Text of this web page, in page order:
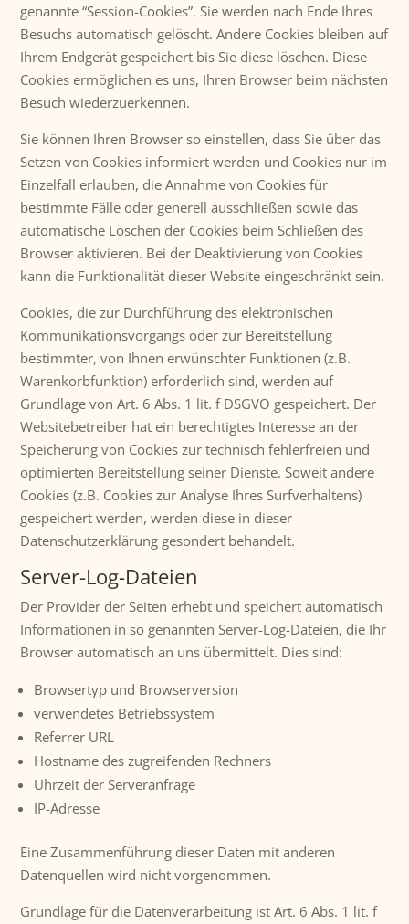
genannte “Session-Cookies”. Sie werden nach Ende Ihres
Besuchs automatisch gelöscht. Andere Cookies bleiben auf
Ihrem Endgerät gespeichert bis Sie diese löschen. Diese
Cookies ermöglichen es uns, Ihren Browser beim nächsten
Besuch wiederzuerkennen.
Sie können Ihren Browser so einstellen, dass Sie über das
Setzen von Cookies informiert werden und Cookies nur im
Einzelfall erlauben, die Annahme von Cookies für
bestimmte Fälle oder generell ausschließen sowie das
automatische Löschen der Cookies beim Schließen des
Browser aktivieren. Bei der Deaktivierung von Cookies
kann die Funktionalität dieser Website eingeschränkt sein.
Cookies, die zur Durchführung des elektronischen
Kommunikationsvorgangs oder zur Bereitstellung
bestimmter, von Ihnen erwünschter Funktionen (z.B.
Warenkorbfunktion) erforderlich sind, werden auf
Grundlage von Art. 6 Abs. 1 lit. f DSGVO gespeichert. Der
Websitebetreiber hat ein berechtigtes Interesse an der
Speicherung von Cookies zur technisch fehlerfreien und
optimierten Bereitstellung seiner Dienste. Soweit andere
Cookies (z.B. Cookies zur Analyse Ihres Surfverhaltens)
gespeichert werden, werden diese in dieser
Datenschutzerklärung gesondert behandelt.
Server-Log-Dateien
Der Provider der Seiten erhebt und speichert automatisch
Informationen in so genannten Server-Log-Dateien, die Ihr
Browser automatisch an uns übermittelt. Dies sind:
Browsertyp und Browserversion
verwendetes Betriebssystem
Referrer URL
Hostname des zugreifenden Rechners
Uhrzeit der Serveranfrage
IP-Adresse
Eine Zusammenführung dieser Daten mit anderen
Datenquellen wird nicht vorgenommen.
Grundlage für die Datenverarbeitung ist Art. 6 Abs. 1 lit. f